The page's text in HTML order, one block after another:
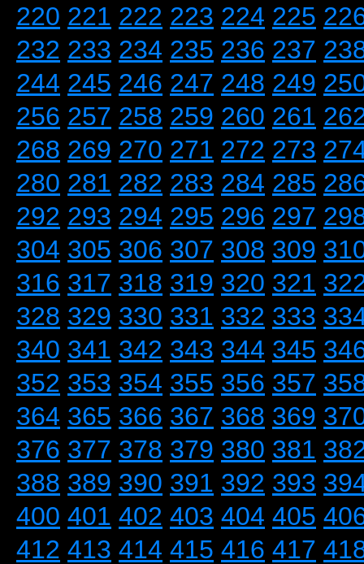
220 221 222 223 224 225
232 233 234 235 236 237
244 245 246 247 248 249
256 257 258 259 260 261
268 269 270 271 272 273
280 281 282 283 284 285
292 293 294 295 296 297
304 305 306 307 308 309
316 317 318 319 320 321
328 329 330 331 332 333
340 341 342 343 344 345
352 353 354 355 356 357
364 365 366 367 368 369
376 377 378 379 380 381
388 389 390 391 392 393
400 401 402 403 404 405
412 413 414 415 416 417